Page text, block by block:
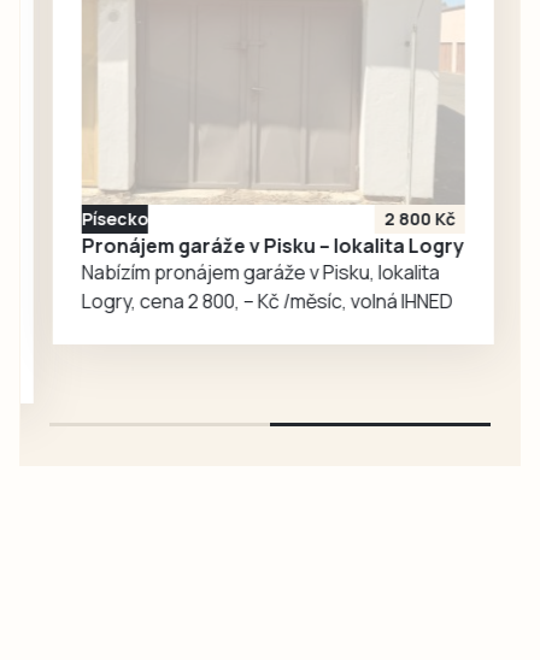
nejen náhodně
Nicholas Merrick,
a opakovaně už do
Vyššího Brodu
zavítal, ale i
geofyzik a
badatel…
Písecko 2 800 Kč
Pronájem garáže v Pisku – lokalita Logry
Nabízím pronájem garáže v Pisku, lokalita
Logry, cena 2 800, – Kč /měsíc, volná IHNED